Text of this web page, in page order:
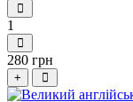
1
280 грн
+